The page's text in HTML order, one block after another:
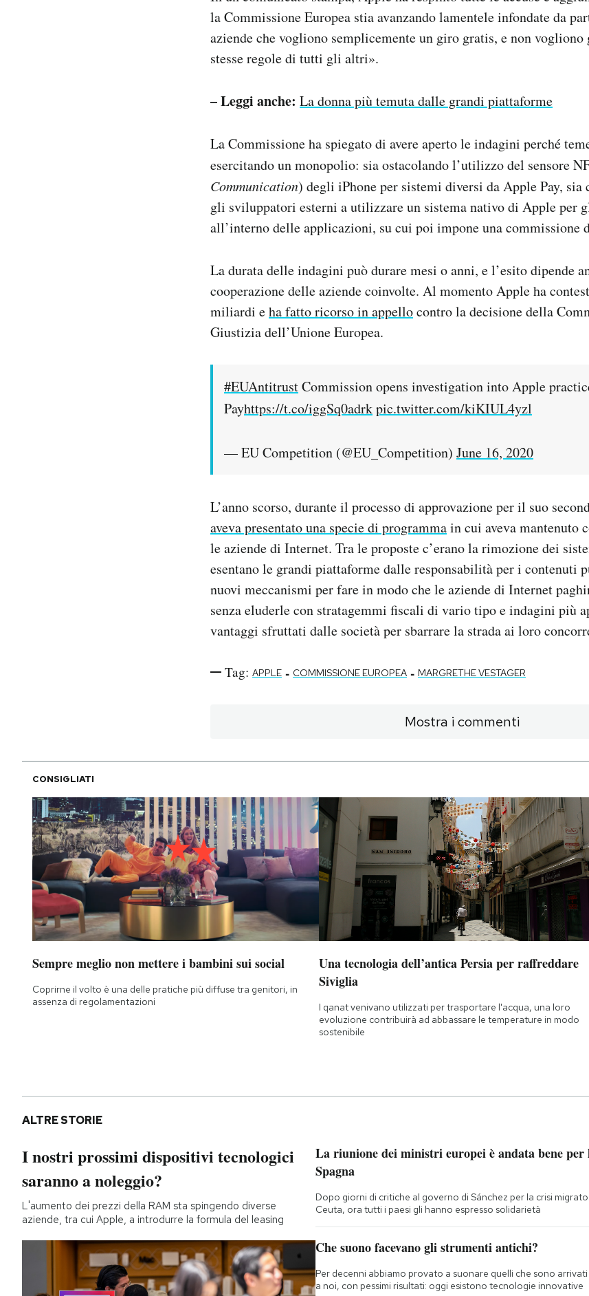
la Commissione Europea stia avanzando lamentele infondate da
aziende che vogliono semplicemente un giro gratis, e non vogliono
stesse regole di tutti gli altri».
– Leggi anche: La donna più temuta dalle grandi piattaforme
La Commissione ha spiegato di avere aperto le indagini perché
esercitando un monopolio: sia ostacolando l’utilizzo del sensore
Communication) degli iPhone per sistemi diversi da Apple Pay,
gli sviluppatori esterni a utilizzare un sistema nativo di Apple per
all’interno delle applicazioni, su cui poi impone una commissione
La durata delle indagini può durare mesi o anni, e l’esito dipende
cooperazione delle aziende coinvolte. Al momento Apple ha
miliardi eha fatto ricorso in appellocontro la decisione della
Giustizia dell’Unione Europea.
#EUAntitrustCommission opens investigation into Apple
Payhttps://t.co/iggSq0adrkpic.twitter.com/kiKIUL4yzl
— EU Competition (@EU_Competition) June 16, 2020
L’anno scorso, durante il processo di approvazione per il suo
aveva presentato una specie di programmain cui aveva mantenuto
le aziende di Internet. Tra le proposte c’erano la rimozione dei
esentano le grandi piattaforme dalle responsabilità per i contenuti
nuovi meccanismi per fare in modo che le aziende di Internet
senza eluderle con stratagemmi fiscali di vario tipo e indagini più
vantaggi sfruttati dalle società per sbarrare la strada ai loro
Tag: APPLE - COMMISSIONE EUROPEA - MARGRETHE VESTAGER
Mostra i commenti
CONSIGLIATI
Sempre meglio non mettere i bambini sui social
Coprirne il volto è una delle pratiche più diffuse tra genitori, in
assenza di regolamentazioni
Una tecnologia dell’antica Persia per raffreddare
Siviglia
I qanat venivano utilizzati per trasportare l'acqua, una loro
evoluzione contribuirà ad abbassare le temperature in modo
sostenibile
ALTRE STORIE
I nostri prossimi dispositivi tecnologici
saranno a noleggio?
L'aumento dei prezzi della RAM sta spingendo diverse
aziende, tra cui Apple, a introdurre la formula del leasing
La riunione dei ministri europei è andata bene per
Spagna
Dopo giorni di critiche al governo di Sánchez per la crisi
Ceuta, ora tutti i paesi gli hanno espresso solidarietà
Che suono facevano gli strumenti antichi?
Per decenni abbiamo provato a suonare quelli che sono
a noi, con pessimi risultati: oggi esistono tecnologie innovative